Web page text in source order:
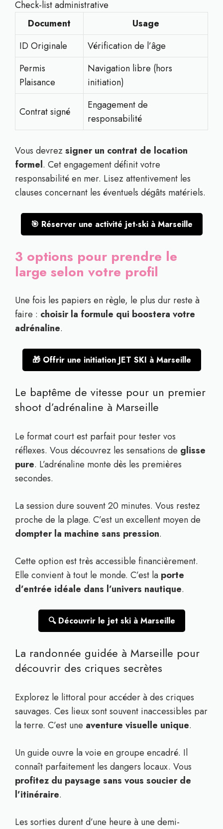
Check-list administrative
Document
Usage
ID Originale
Vérification de l’âge
Permis
Plaisance
Navigation libre (hors
initiation)
Contrat signé
Engagement de
responsabilité
Vous devrez signer un contrat de location
formel. Cet engagement définit votre
responsabilité en mer. Lisez attentivement les
clauses concernant les éventuels dégâts matériels.
🎯 Réserver une activité jet-ski à Marseille
3 options pour prendre le
large selon votre profil
Une fois les papiers en règle, le plus dur reste à
faire : choisir la formule qui boostera votre
adrénaline.
🎁 Offrir une initiation JET SKI à Marseille
Le baptême de vitesse pour un premier
shoot d’adrénaline à Marseille
Le format court est parfait pour tester vos
réflexes. Vous découvrez les sensations de glisse
pure. L’adrénaline monte dès les premières
secondes.
La session dure souvent 20 minutes. Vous restez
proche de la plage. C’est un excellent moyen de
dompter la machine sans pression.
Cette option est très accessible financièrement.
Elle convient à tout le monde. C’est la porte
d’entrée idéale dans l’univers nautique.
🔍 Découvrir le jet ski à Marseille
La randonnée guidée à Marseille pour
découvrir des criques secrètes
Explorez le littoral pour accéder à des criques
sauvages. Ces lieux sont souvent inaccessibles par
la terre. C’est une aventure visuelle unique.
Un guide ouvre la voie en groupe encadré. Il
connaît parfaitement les dangers locaux. Vous
profitez du paysage sans vous soucier de
l’itinéraire.
Les sorties durent d’une heure à une demi-